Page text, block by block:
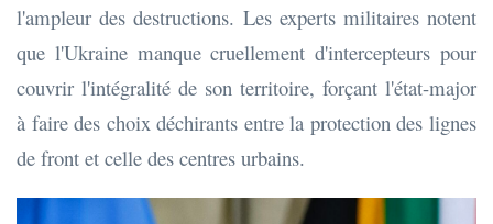
l'ampleur des destructions. Les experts militaires notent
que l'Ukraine manque cruellement d'intercepteurs pour
couvrir l'intégralité de son territoire, forçant l'état-major
à faire des choix déchirants entre la protection des lignes
de front et celle des centres urbains.